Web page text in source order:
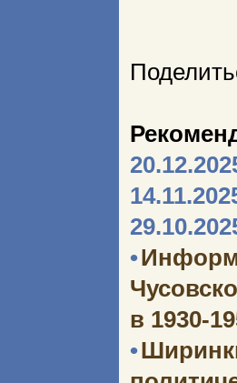
•
в 1930-
•